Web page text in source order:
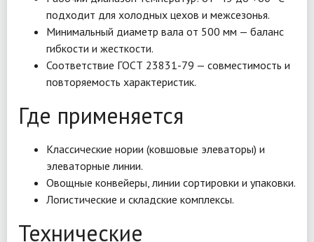
подходит для холодных цехов и межсезонья.
Минимальный диаметр вала от 500 мм — баланс
гибкости и жесткости.
Соответствие ГОСТ 23831-79 — совместимость и
повторяемость характеристик.
Где применяется
Классические нории (ковшовые элеваторы) и
элеваторные линии.
Овощные конвейеры, линии сортировки и упаковки.
Логистические и складские комплексы.
Технические